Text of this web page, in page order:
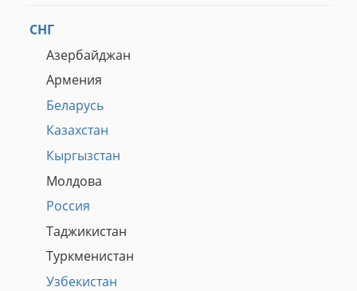
СНГ
Азербайджан
Армения
Беларусь
Казахстан
Кыргызстан
Молдова
Россия
Таджикистан
Туркменистан
Узбекистан